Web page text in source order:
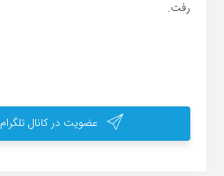
رفت.
عضویت در کانال تلگرام